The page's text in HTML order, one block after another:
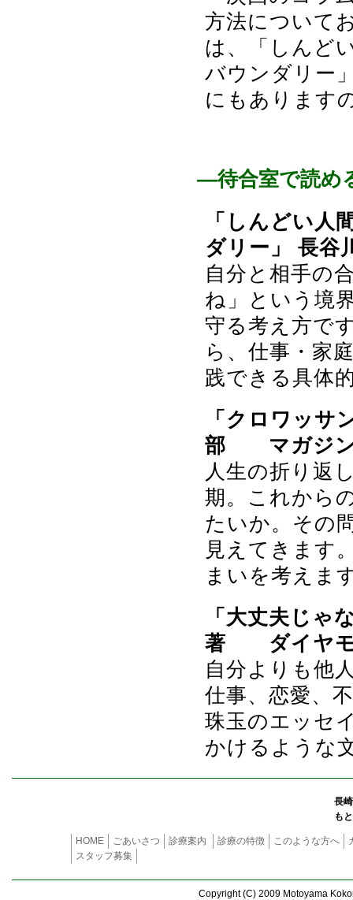
方法について
は、「しんど
バウンダリー
にもあります
―待合室で読め
「しんどい人
ダリー」 長
自分と相手の
ね」という境
守る考え方で
ら、仕事・家
践できる具体
「クロワッサ
部 マガジン
人生の折り返
期。これから
たいか。その
見えてきます
まいを考えま
「大丈夫じゃ
著 ダイヤモ
自分よりも他
仕事、恋愛、
珠玉のエッセ
かけるような
長
も
HOME ごあいさつ 診療案内 診療の特徴 このような方へ
スタッフ募集
Copyright (C) 2009 Motoyama